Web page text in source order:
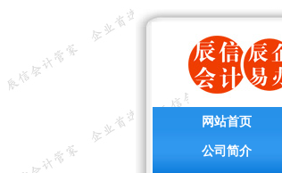
网站首页
公司简介